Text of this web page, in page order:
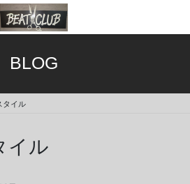
BLOG
タイル
イル